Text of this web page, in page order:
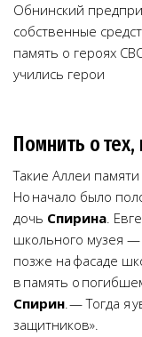
Обнинский
собственные
память о героях
учились герои
Помнить о тех,
Такие Аллеи
Но начало было
дочь Спирина.
школьного музея —
позже на фасаде
в память о
Спирин. — Тогда я
защитников».